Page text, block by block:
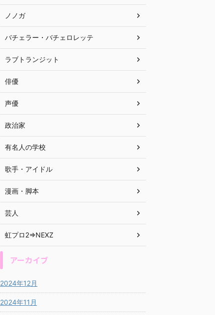
ノノガ
バチェラー・バチェロレッテ
ラブトランジット
俳優
声優
政治家
有名人の学校
歌手・アイドル
漫画・脚本
芸人
虹プロ2⇒NEXZ
アーカイブ
2024年12月
2024年11月